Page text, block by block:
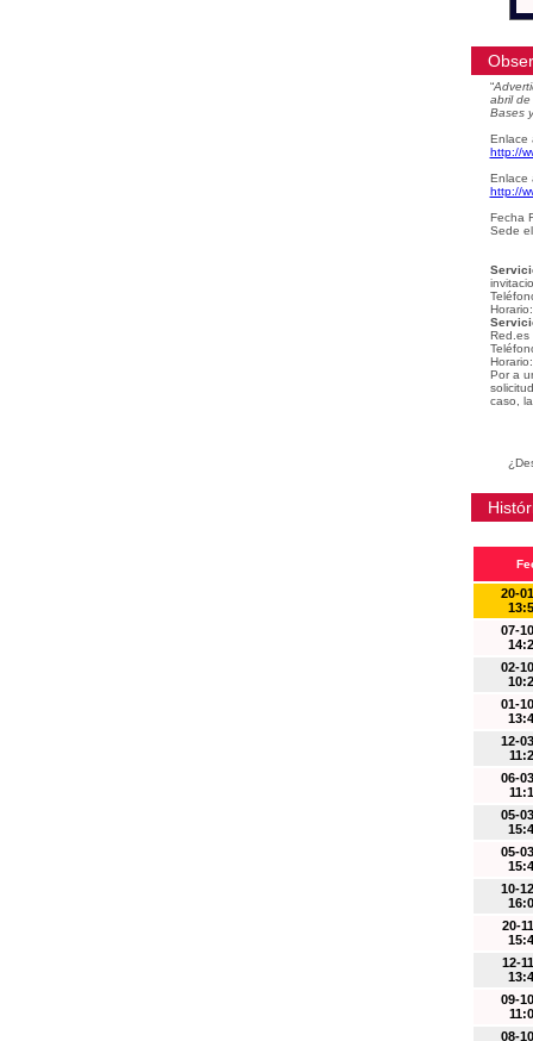
“
abril
Bases
Enlace
http://
Enlace
http://
Fecha
Sede
Red.es
Por a
caso,
20-
07-
02-
01-
12-
06-
05-
05-
10-
20-
12-
09-
08-